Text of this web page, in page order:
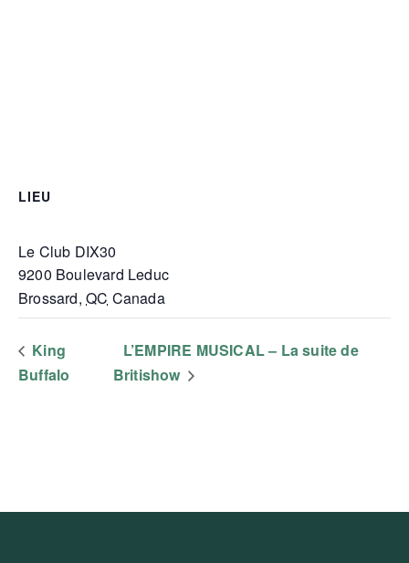
LIEU
Le Club DIX30
9200 Boulevard Leduc
Brossard, QC Canada
King
Buffalo
L’EMPIRE MUSICAL – La suite de
Britishow